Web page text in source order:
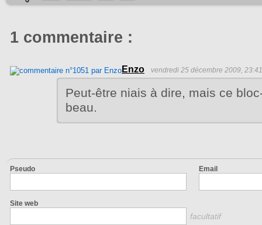
1 commentaire :
Enzo vendredi 25 décembre 2009, 23:41
Peut-être niais à dire, mais ce
beau.
Pseudo Email
Site web
facultatif